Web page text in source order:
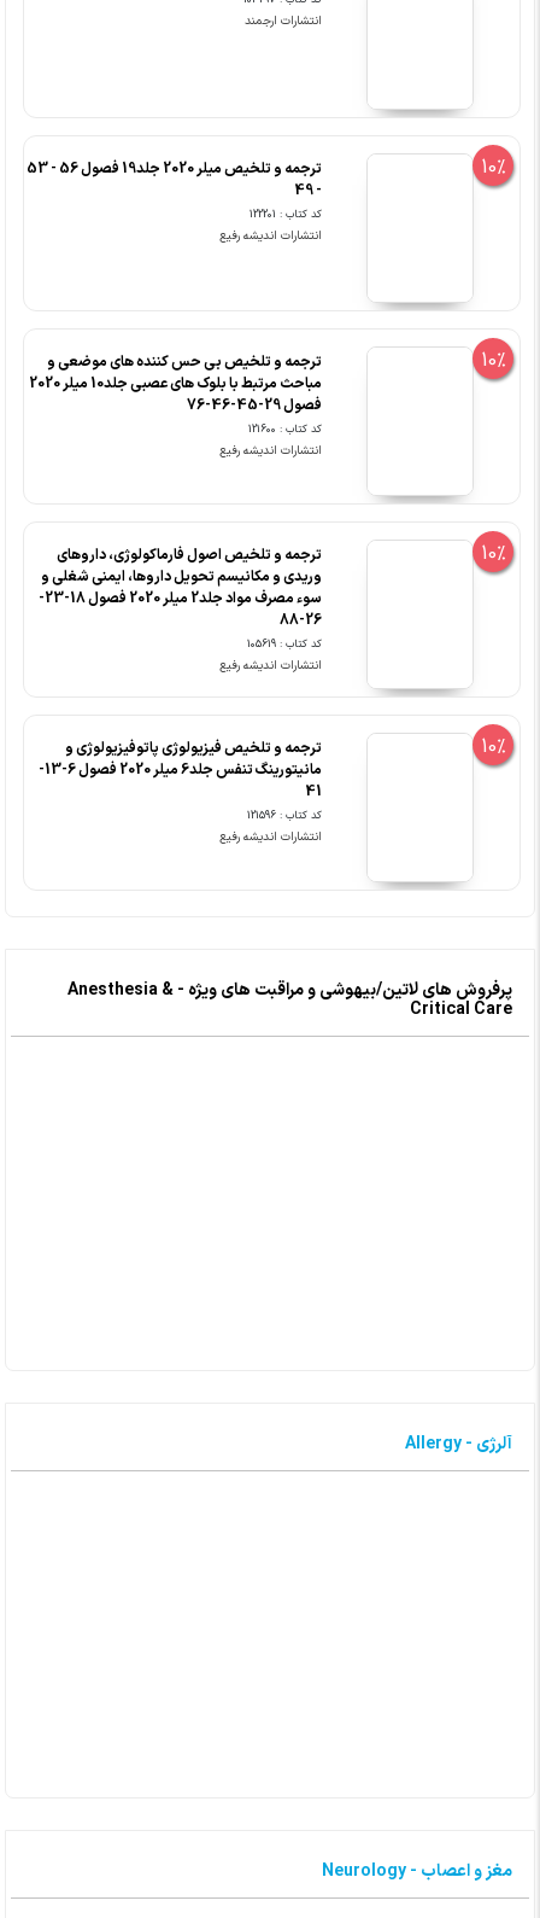
انتشارات ارجمند
10%
ترجمه و تلخیص میلر 2020 جلد19 فصول 56 - 53
- 49
کد کتاب : 122201
انتشارات اندیشه رفیع
10%
ترجمه و تلخیص بی حس کننده های موضعی و
مباحث مرتبط با بلوک های عصبی جلد10 میلر 2020
فصول 29-45-46-76
کد کتاب : 121600
انتشارات اندیشه رفیع
10%
ترجمه و تلخیص اصول فارماکولوژی، داروهای
وریدی و مکانیسم تحویل داروها، ایمنی شغلی و
سوء مصرف مواد جلد2 میلر 2020 فصول 18-23-
26-88
کد کتاب : 105619
انتشارات اندیشه رفیع
10%
ترجمه و تلخیص فیزیولوژی پاتوفیزیولوژی و
مانیتورینگ تنفس جلد6 میلر 2020 فصول 6-13-
41
کد کتاب : 121596
انتشارات اندیشه رفیع
پرفروش های لاتین/بیهوشی و مراقبت های ویژه - Anesthesia &
Critical Care
آلرژی - Allergy
مغز و اعصاب - Neurology